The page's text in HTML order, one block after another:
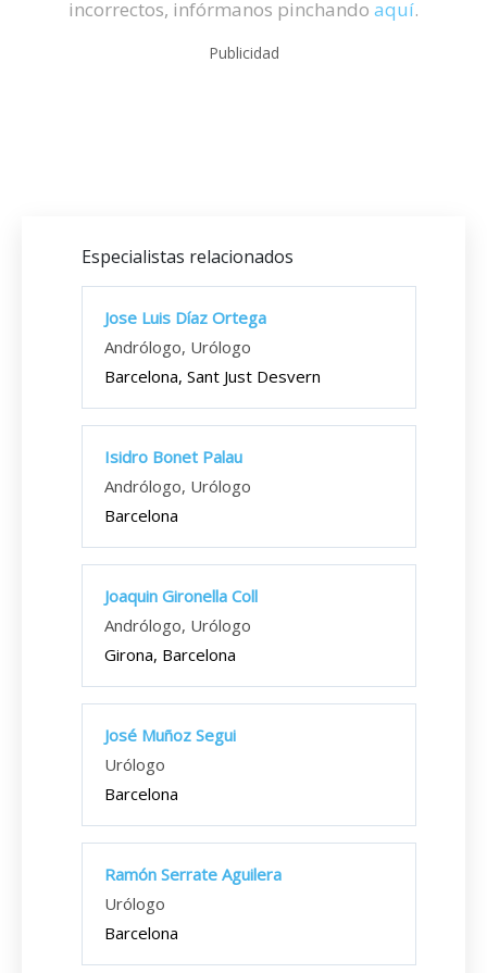
incorrectos, infórmanos pinchando aquí.
Publicidad
Especialistas relacionados
Jose Luis Díaz Ortega
Andrólogo, Urólogo
Barcelona, Sant Just Desvern
Isidro Bonet Palau
Andrólogo, Urólogo
Barcelona
Joaquin Gironella Coll
Andrólogo, Urólogo
Girona, Barcelona
José Muñoz Segui
Urólogo
Barcelona
Ramón Serrate Aguilera
Urólogo
Barcelona